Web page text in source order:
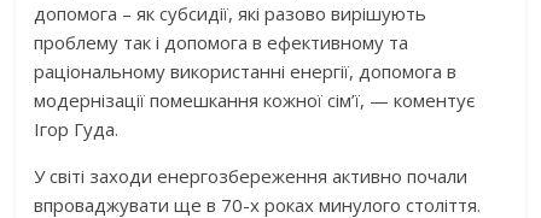
допомога – як субсидії, які разово вирішують
проблему так і допомога в ефективному та
раціональному використанні енергії, допомога в
модернізації помешкання кожної сім’ї, — коментує
Ігор Гуда.
У світі заходи енергозбереження активно почали
впроваджувати ще в 70-х роках минулого століття.